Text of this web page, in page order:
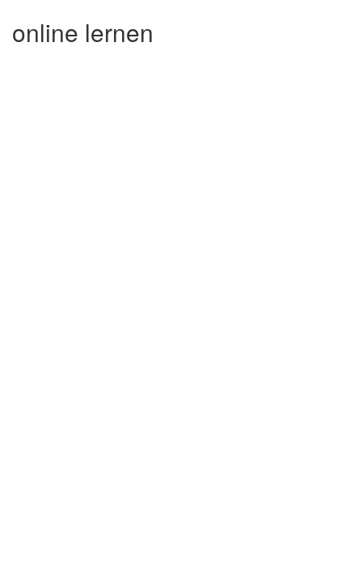
online lernen